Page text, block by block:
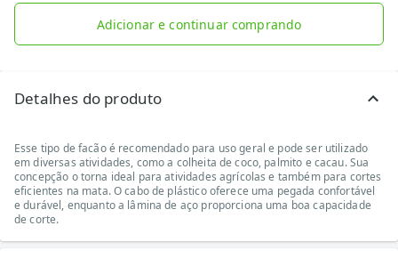
Adicionar e continuar comprando
Detalhes do produto
Esse tipo de facão é recomendado para uso geral e pode ser utilizado
em diversas atividades, como a colheita de coco, palmito e cacau. Sua
concepção o torna ideal para atividades agrícolas e também para cortes
eficientes na mata. O cabo de plástico oferece uma pegada confortável
e durável, enquanto a lâmina de aço proporciona uma boa capacidade
de corte.